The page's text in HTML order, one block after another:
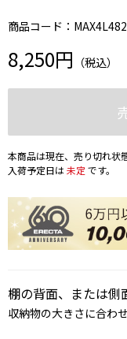
商品コード：
8,250円 （税込）
本商品は現在、売り切れ状態
入荷予定日は未定 です。
棚の背面、または側
収納物の大きさに合わ